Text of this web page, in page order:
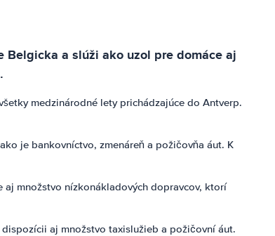
Belgicka a slúži ako uzol pre domáce aj
medzinárodné lety prichádzajúce do Antverp.
je bankovníctvo, zmenáreň a požičovňa áut. K
aj množstvo nízkonákladových dopravcov, ktorí
aj množstvo taxislužieb a požičovní áut.